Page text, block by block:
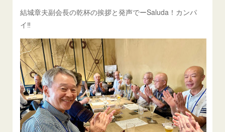
結城章夫副会長の乾杯の挨拶と発声でーSaluda！カンパ
イ‼